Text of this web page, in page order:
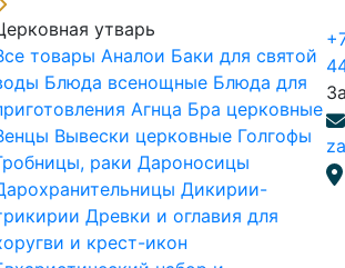
утварь
товары Аналои Баки для святой
Блюда всенощные Блюда для
Агнца Бра церковные
Вывески церковные Голгофы
раки Дароносицы
Дикирии-
Древки и оглавия для
и крест-икон